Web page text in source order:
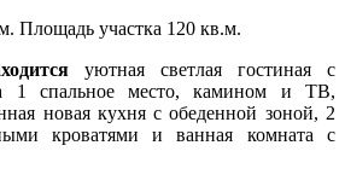
Площадь участка 120 кв.м.
уютная светлая гостиная с
1 спальное место, камином и ТВ,
новая кухня с обеденной зоной, 2
кроватями и ванная комната с